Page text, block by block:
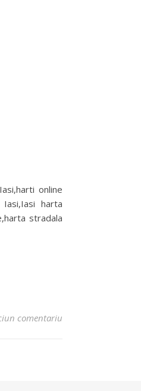
online
harta
stradala
comentariu